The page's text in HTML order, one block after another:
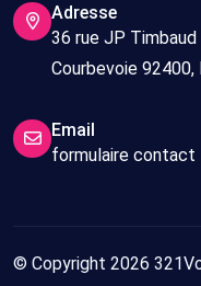
Adresse
36 rue JP Timbaud
Courbevoie 92400,
Email
formulaire contact
© Copyright 2026